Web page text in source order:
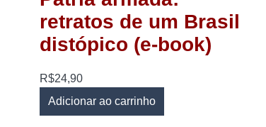
retratos de um Brasil
distópico (e-book)
R$24,90
Adicionar ao carrinho